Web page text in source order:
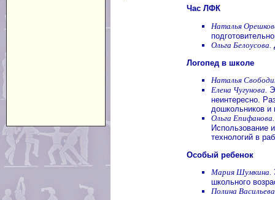
Час ЛФК
Наталья
Ольга Белоусова.
Логопед в школе
Наталья
Елена Чугунова.
неинтересно.
дошкольников
Ольга Епифанова.
Использование
технологий в
Особый ребенок
Мария Шумкина.
школьного
Полина